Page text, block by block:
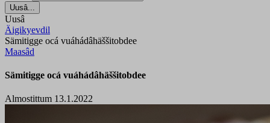
Uusâ...
Uusâ
Äigikyevdil
Sämitigge ocá vuáhádâhäššitobdee
Maasâd
Sämitigge ocá vuáhádâhäššitobdee
Almostittum 13.1.2022